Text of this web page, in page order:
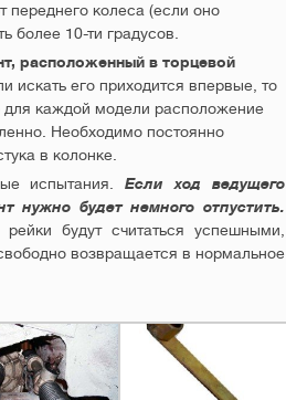
переднего колеса (если оно
более 10-ти градусов.
расположенный в торцевой
искать его приходится впервые, то
для каждой модели расположение
Необходимо постоянно
в колонке.
испытания.Если ход ведущего
нужно будет немного отпустить.
будут считаться успешными,
возвращается в нормальное